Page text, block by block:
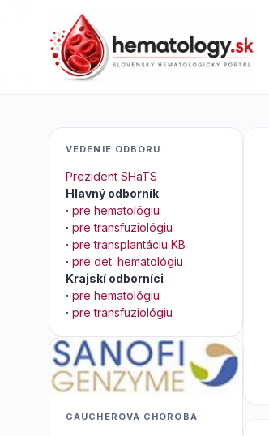
VEDENIE ODBORU
Prezident SHaTS
Hlavný odborník
· pre hematológiu
· pre transfuziológiu
· pre transplantáciu KB
· pre det. hematológiu
Krajskí odborníci
· pre hematológiu
· pre transfuziológiu
GAUCHEROVA CHOROBA